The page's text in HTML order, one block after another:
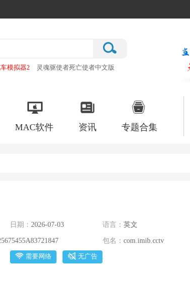
模拟器2
灵魂驱使者死亡使者中文版
MAC软件 资讯 专题合集
日期： 2026-07-03 语言： 英文
包名： com.imib.cctv
需要网络 无广告